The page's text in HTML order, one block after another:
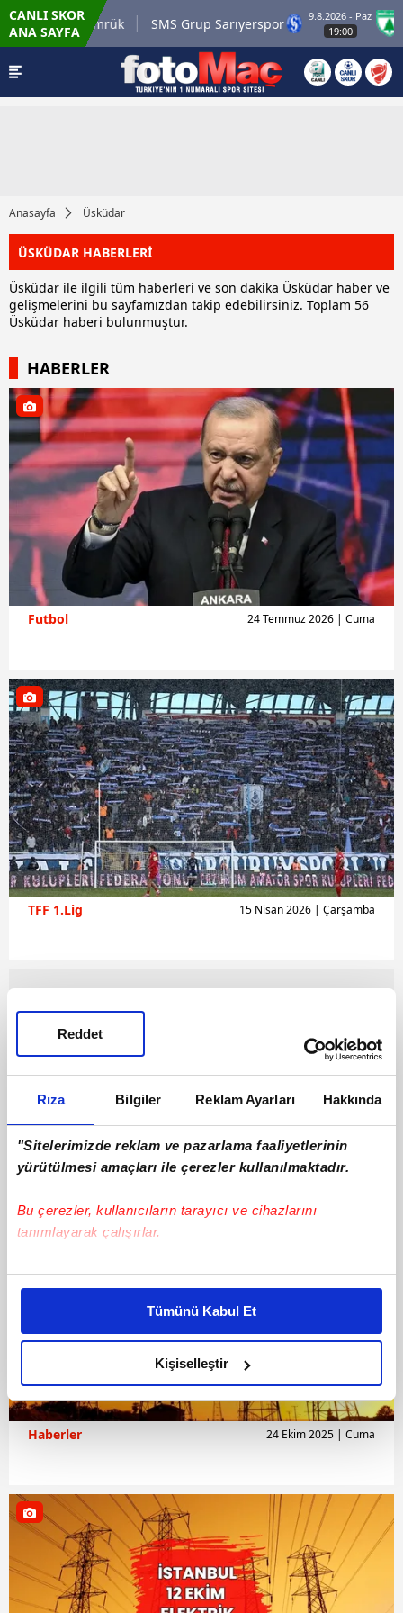
Rıza Bilgiler Reklam Ayarları Hakkında
"Sitelerimizde reklam ve pazarlama faaliyetlerinin
yürütülmesi amaçları ile çerezler kullanılmaktadır.
Bu çerezler, kullanıcıların tarayıcı ve cihazlarını
tanımlayarak çalışırlar.
Bu çerezlere izin vermeniz halinde sizlere özel
daha iyi reklam deneyimi yaşatabiliriz. Bunu yaparken
amacımızın size daha iyi bir reklam deneyimi sunmak
olduğunu ve sizlere en iyi içerikleri sunabilmek adına
elimizden gelen çabayı gösterdiğimizi ve bu noktada,
reklamların maliyetlerimizi karşılamak noktasında tek gelir
kalemimiz olduğunu sizlere hatırlatmak isteriz.
takdirde, kullanıcılara hedefli reklamlar
gösterilmeyecektir."
Sizlere daha iyi bir hizmet sunabilmek için İnternet
Sitemizde kendimize ve üçüncü kişilere ait çerezler
kullanılmaktadır. Bu çerezler vasıtasıyla çeşitli kişisel
Tümünü Kabul Et
Kişiselleştir
Reddet
CANLI SKOR
ANA SAYFA
Karagümrük SMS Grup Sarıyerspor
9.8.2026 - Paz
19:00
Anasayfa Üsküdar
ÜSKÜDAR HABERLERİ
Üsküdar ile ilgili tüm haberleri ve son dakika Üsküdar haber ve
gelişmelerini bu sayfamızdan takip edebilirsiniz. Toplam 56
Üsküdar haberi bulunmuştur.
HABERLER
Futbol 24 Temmuz 2026 | Cuma
TFF 1.Lig 15 Nisan 2026 | Çarşamba
Haberler 24 Ekim 2025 | Cuma